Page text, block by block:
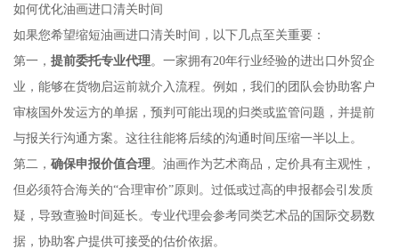
如何优化油画进口清关时间
如果您希望缩短油画进口清关时间，以下几点至关重要：
第一， 提前委托专业代理。一家拥有20年行业经验的进出口外贸企
业，能够在货物启运前就介入流程。例如，我们的团队会协助客户
审核国外发运方的单据，预判可能出现的归类或监管问题，并提前
与报关行沟通方案。这往往能将后续的沟通时间压缩一半以上。
第二， 确保申报价值合理。油画作为艺术商品，定价具有主观性，
但必须符合海关的“合理审价”原则。过低或过高的申报都会引发质
疑，导致查验时间延长。专业代理会参考同类艺术品的国际交易数
据，协助客户提供可接受的估价依据。